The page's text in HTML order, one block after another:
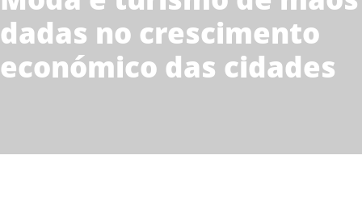
dadas no crescimento
económico das cidades